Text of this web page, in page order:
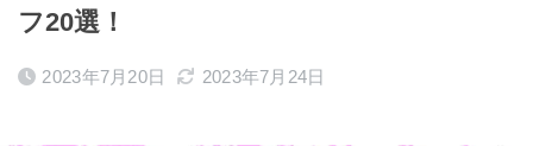
フ20選！
2023年7月20日 2023年7月24日